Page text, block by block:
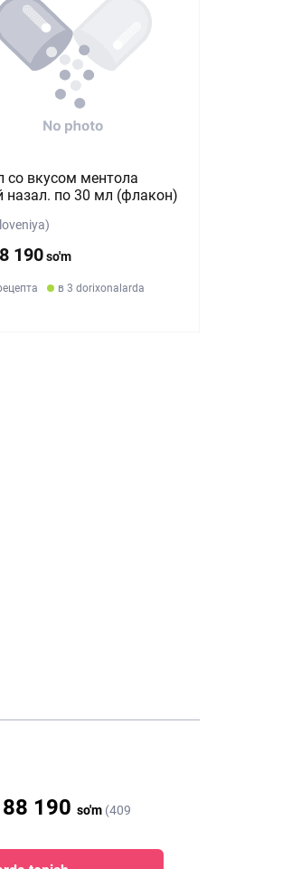
со вкусом ментола
назал. по 30 мл (флакон)
190so'm
в 3 dorixonalarda
88 190 so'm (409